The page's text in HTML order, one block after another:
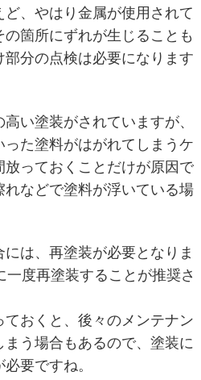
、やはり金属が使用されて
箇所にずれが生じることも
分の点検は必要になります
い塗装がされていますが、
た塗料がはがれてしまうケ
っておくことだけが原因で
などで塗料が浮いている場
は、再塗装が必要となりま
度再塗装することが推奨さ
おくと、後々のメンテナン
う場合もあるので、塗装に
要ですね。